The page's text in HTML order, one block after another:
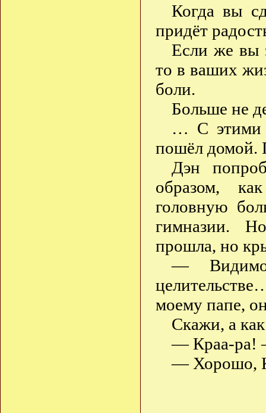
Когда вы
придёт
Если же вы
то в ваших
боли.
Больше не
… С этими
пошёл домой.
Дэн
образом,
головную
гимназии.
прошла, но
—
моему папе,
Скажи, а
— Краа-ра!
— Хорошо,